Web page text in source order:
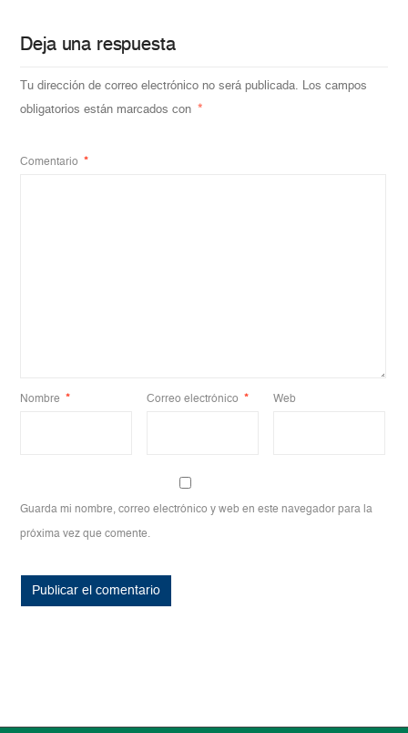
Deja una respuesta
Tu dirección de correo electrónico no será publicada. Los campos
obligatorios están marcados con *
Comentario *
Nombre * Correo electrónico * Web
Guarda mi nombre, correo electrónico y web en este navegador para la
próxima vez que comente.